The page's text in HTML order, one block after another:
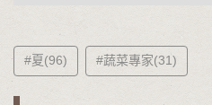
#夏(96) #蔬菜專家(31)